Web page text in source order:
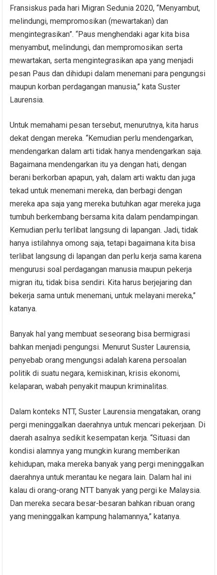
Fransiskus pada hari Migran Sedunia 2020, “Menyambut,
melindungi, mempromosikan (mewartakan) dan
mengintegrasikan”. “Paus menghendaki agar kita bisa
menyambut, melindungi, dan mempromosikan serta
mewartakan, serta mengintegrasikan apa yang menjadi
pesan Paus dan dihidupi dalam menemani para pengungsi
maupun korban perdagangan manusia,” kata Suster
Laurensia.
Untuk memahami pesan tersebut, menurutnya, kita harus
dekat dengan mereka. “Kemudian perlu mendengarkan,
mendengarkan dalam arti tidak hanya mendengarkan saja.
Bagaimana mendengarkan itu ya dengan hati, dengan
berani berkorban apapun, yah, dalam arti waktu dan juga
tekad untuk menemani mereka, dan berbagi dengan
mereka apa saja yang mereka butuhkan agar mereka juga
tumbuh berkembang bersama kita dalam pendampingan.
Kemudian perlu terlibat langsung di lapangan. Jadi, tidak
hanya istilahnya omong saja, tetapi bagaimana kita bisa
terlibat langsung di lapangan dan perlu kerja sama karena
mengurusi soal perdagangan manusia maupun pekerja
migran itu, tidak bisa sendiri. Kita harus berjejaring dan
bekerja sama untuk menemani, untuk melayani mereka,”
katanya.
Banyak hal yang membuat seseorang bisa bermigrasi
bahkan menjadi pengungsi. Menurut Suster Laurensia,
penyebab orang mengungsi adalah karena persoalan
politik di suatu negara, kemiskinan, krisis ekonomi,
kelaparan, wabah penyakit maupun kriminalitas.
Dalam konteks NTT, Suster Laurensia mengatakan, orang
pergi meninggalkan daerahnya untuk mencari pekerjaan. Di
daerah asalnya sedikit kesempatan kerja. “Situasi dan
kondisi alamnya yang mungkin kurang memberikan
kehidupan, maka mereka banyak yang pergi meninggalkan
daerahnya untuk merantau ke negara lain. Dalam hal ini
kalau di orang-orang NTT banyak yang pergi ke Malaysia.
Dan mereka secara besar-besaran bahkan ribuan orang
yang meninggalkan kampung halamannya,” katanya.